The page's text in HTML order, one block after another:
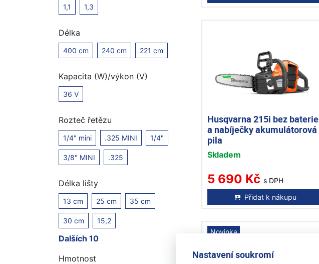
Nastavení soukromí
1,1 1,3
Délka
400 cm 240 cm 221 cm
Kapacita (W)/výkon (V)
36 V
Rozteč řetězu
1/4" mini .325 MINI 1/4"
3/8" MINI .325
Délka lišty
13 cm 25 cm 35 cm
30 cm 15,2
Dalších 10
Hmotnost
Husqvarna 215i bez baterie
a nabíječky akumulátorová
pila
Skladem
5 690 Kč s DPH
Přidat k nákupu
Novinka